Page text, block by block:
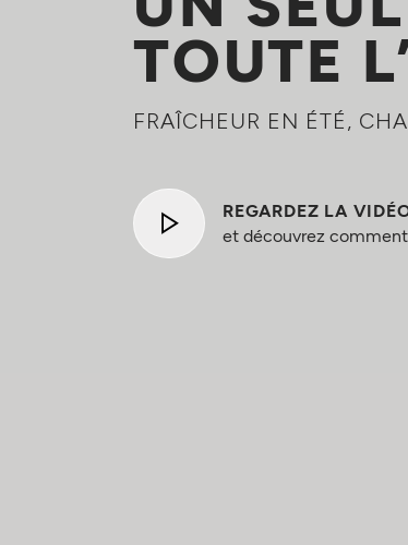
TOUTE
FRAÎCHEUR EN ÉTÉ,
REGARDEZ LA
et découvrez